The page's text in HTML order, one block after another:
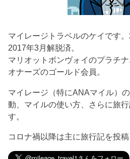
マイレージトラベルのケイです
2017年3月解脱済。
マリオットボンヴォイのプラチ
オナーズのゴールド会員。
マイレージ（特にANAマイル）
動、マイルの使い方、さらに旅
す。
コロナ禍以降は主に旅行記を投稿